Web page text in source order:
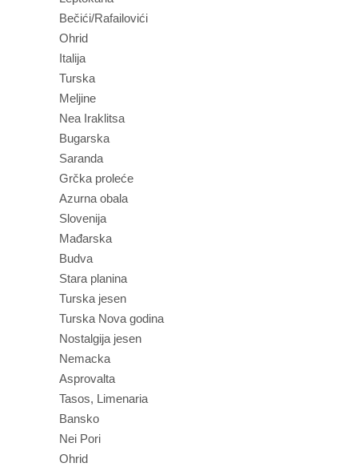
Bečići/Rafailovići
Ohrid
Italija
Turska
Meljine
Nea Iraklitsa
Bugarska
Saranda
Grčka proleće
Azurna obala
Slovenija
Mađarska
Budva
Stara planina
Turska jesen
Turska Nova godina
Nostalgija jesen
Nemacka
Asprovalta
Tasos, Limenaria
Bansko
Nei Pori
Ohrid